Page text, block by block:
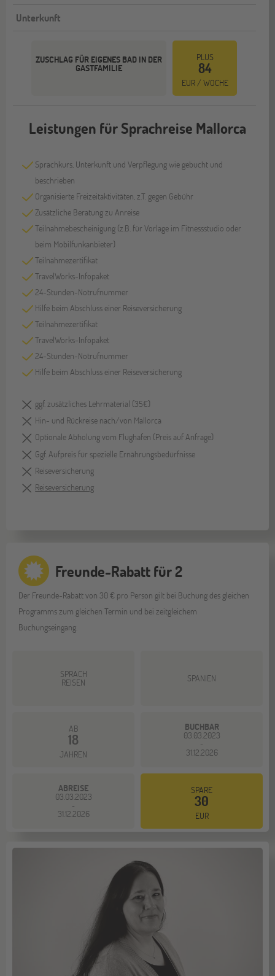
Unterkunft
ZUSCHLAG FÜR EIGENES BAD IN DER
GASTFAMILIE
PLUS
84
EUR / WOCHE
Leistungen für Sprachreise Mallorca
Sprachkurs, Unterkunft und Verpflegung wie gebucht und
beschrieben
Organisierte Freizeitaktivitäten, z.T. gegen Gebühr
Zusätzliche Beratung zu Anreise
Teilnahmebescheinigung (z.B. für Vorlage im Fitnessstudio oder
beim Mobilfunkanbieter)
Teilnahmezertifikat
TravelWorks-Infopaket
24-Stunden-Notrufnummer
Hilfe beim Abschluss einer Reiseversicherung
Teilnahmezertifikat
TravelWorks-Infopaket
24-Stunden-Notrufnummer
Hilfe beim Abschluss einer Reiseversicherung
ggf. zusätzliches Lehrmaterial (35€)
Hin- und Rückreise nach/von Mallorca
Optionale Abholung vom Flughafen (Preis auf Anfrage)
Ggf. Aufpreis für spezielle Ernährungsbedürfnisse
Reiseversicherung
Reiseversicherung
Freunde-Rabatt für 2
Der Freunde-Rabatt von 30 € pro Person gilt bei Buchung des gleichen
Programms zum gleichen Termin und bei zeitgleichem
Buchungseingang.
SPRACH
REISEN SPANIEN
AB
18
JAHREN
BUCHBAR
03.03.2023
-
31.12.2026
ABREISE
03.03.2023
-
31.12.2026
SPARE
30
EUR